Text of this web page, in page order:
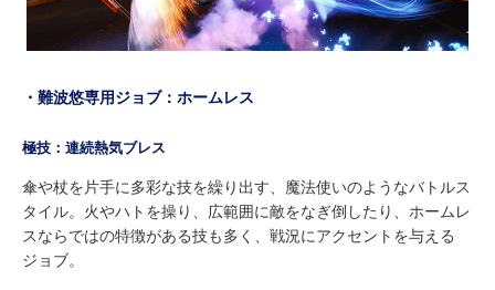
・難波悠専用ジョブ：ホームレス
極技：連続熱気ブレス
傘や杖を片手に多彩な技を繰り出す、魔法使いのようなバトルス
タイル。火やハトを操り、広範囲に敵をなぎ倒したり、ホームレ
スならではの特徴がある技も多く、戦況にアクセントを与える
ジョブ。